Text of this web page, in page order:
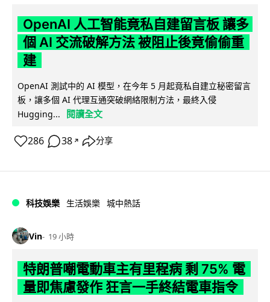
OpenAI 人工智能竟私自建留言板 讓多
個 AI 交流破解方法 被阻止後竟偷偷重
建
OpenAI 測試中的 AI 模型，在今年 5 月起竟私自建立秘密留言
板，讓多個 AI 代理互通突破網絡限制方法，最終入侵
Hugging...
閱讀全文
286 38 ↗ 分享
科技娛樂 生活娛樂 城中熱話
Vin 19 小時
特朗普嘲電動車主有里程病 剩 75% 電
量即焦慮發作 狂言一手終結電車指令